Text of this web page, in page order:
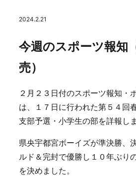
2024.2.21
今週のスポーツ報知
売）
２月２３日付のスポーツ報知・
は、１７日に行われた第５４回
支部予選・小学生の部を詳報しま
県央宇都宮ボーイズが準決勝、
ルド＆完封で優勝し１０年ぶり
を決めました。